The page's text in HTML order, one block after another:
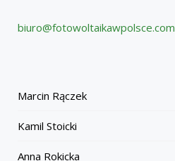
biuro@fotowoltaikawpolsce.com
Marcin Rączek
Kamil Stoicki
Anna Rokicka